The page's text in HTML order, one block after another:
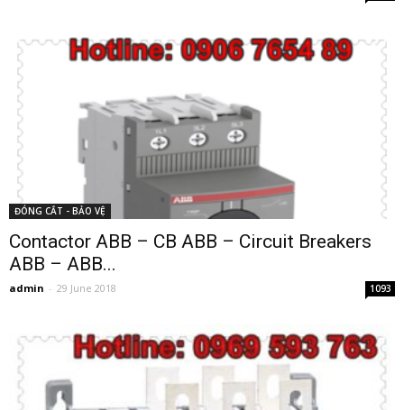
ĐÓNG CẮT - BẢO VỆ
Contactor ABB – CB ABB – Circuit Breakers
ABB – ABB...
admin - 29 June 2018 1093